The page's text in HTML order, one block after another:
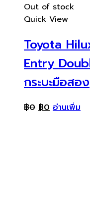
Out of stock
Quick View
Toyota
Entry
กระบะมือสอง
฿0 ฿0 อ่านเพิ่ม